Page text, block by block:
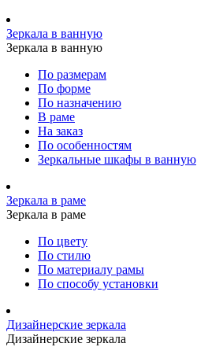
Зеркала в ванную
Зеркала в ванную
По размерам
По форме
По назначению
В раме
На заказ
По особенностям
Зеркальные шкафы в ванную
Зеркала в раме
Зеркала в раме
По цвету
По стилю
По материалу рамы
По способу установки
Дизайнерские зеркала
Дизайнерские зеркала